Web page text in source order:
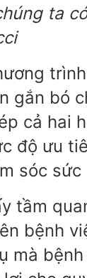
ta
gắn bó
cả hai
độ ưu
sóc
tầm
bệnh
mà